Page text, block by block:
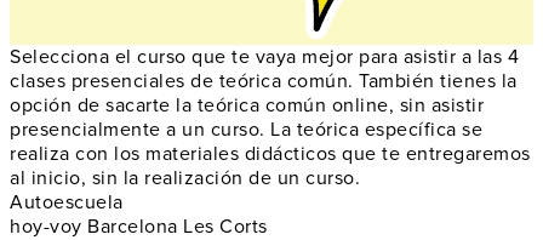
Selecciona el curso que te vaya mejor para asistir a las 4
clases presenciales de teórica común. También tienes la
opción de sacarte la teórica común online, sin asistir
presencialmente a un curso. La teórica específica se
realiza con los materiales didácticos que te entregaremos
al inicio, sin la realización de un curso.
Autoescuela
hoy-voy Barcelona Les Corts